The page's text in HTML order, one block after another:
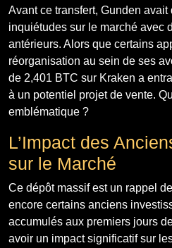
Avant ce transfert, Gunden
inquiétudes sur le marché avec
antérieurs. Alors que certains
réorganisation au sein de ses
de 2,401 BTC sur Kraken a
à un potentiel projet de vente.
emblématique ?
L’Impact des
sur le Marché
Ce dépôt massif est un rappel
encore certains anciens
accumulés aux premiers jours
avoir un impact significatif sur